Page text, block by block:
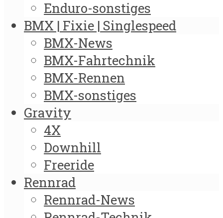
Enduro-sonstiges
BMX | Fixie | Singlespeed
BMX-News
BMX-Fahrtechnik
BMX-Rennen
BMX-sonstiges
Gravity
4X
Downhill
Freeride
Rennrad
Rennrad-News